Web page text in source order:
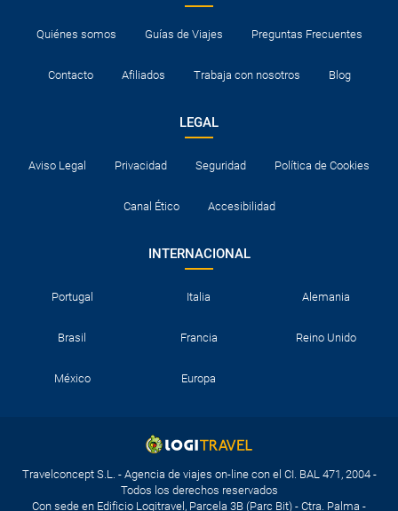
Quiénes somos Guías de Viajes Preguntas Frecuentes
Contacto Afiliados Trabaja con nosotros Blog
LEGAL
Aviso Legal Privacidad Seguridad Política de Cookies
Canal Ético Accesibilidad
INTERNACIONAL
Portugal Italia Alemania
Brasil Francia Reino Unido
México Europa
Travelconcept S.L. - Agencia de viajes on-line con el CI. BAL 471, 2004 -
Todos los derechos reservados
Con sede en Edificio Logitravel, Parcela 3B (Parc Bit) - Ctra. Palma -